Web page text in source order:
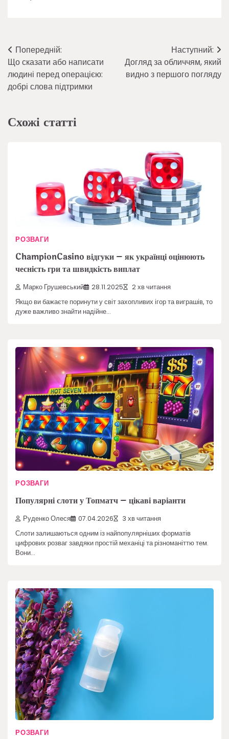
Навігація
записів
Попередній:
Що сказати або написати
людині перед операцією:
добрі слова підтримки
Наступний:
Догляд за обличчям, який
видно з першого погляду
Схожі статті
РОЗВАГИ
ChampionCasino відгуки – як українці оцінюють
чесність гри та швидкість виплат
Марко Грушевський 28.11.2025 2 хв читання
Якщо ви бажаєте поринути у світ захопливих ігор та виграшів, то
дуже важливо знайти надійне…
РОЗВАГИ
Популярні слоти у Топматч – цікаві варіанти
Руденко Олеся 07.04.2026 3 хв читання
Слоти залишаються одним із найпопулярніших форматів
цифрових розваг завдяки простій механіці та різноманіттю тем.
Вони…
РОЗВАГИ